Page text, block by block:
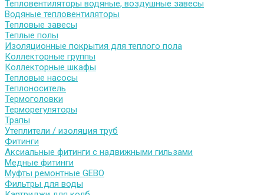
Тепловентиляторы водяные, воздушные завесы
Водяные тепловентиляторы
Тепловые завесы
Теплые полы
Изоляционные покрытия для теплого пола
Коллекторные группы
Коллекторные шкафы
Тепловые насосы
Теплоноситель
Термоголовки
Терморегуляторы
Трапы
Утеплители / изоляция труб
Фитинги
Аксиальные фитинги с надвижными гильзами
Медные фитинги
Муфты ремонтные GEBO
Фильтры для воды